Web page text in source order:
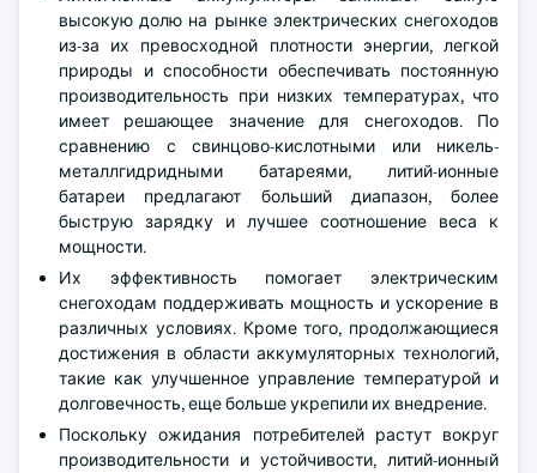
высокую долю на рынке электрических снегоходов
из-за их превосходной плотности энергии, легкой
природы и способности обеспечивать постоянную
производительность при низких температурах, что
имеет решающее значение для снегоходов. По
сравнению с свинцово-кислотными или никель-
металлгидридными батареями, литий-ионные
батареи предлагают больший диапазон, более
быструю зарядку и лучшее соотношение веса к
мощности.
Их эффективность помогает электрическим
снегоходам поддерживать мощность и ускорение в
различных условиях. Кроме того, продолжающиеся
достижения в области аккумуляторных технологий,
такие как улучшенное управление температурой и
долговечность, еще больше укрепили их внедрение.
Поскольку ожидания потребителей растут вокруг
производительности и устойчивости, литий-ионный